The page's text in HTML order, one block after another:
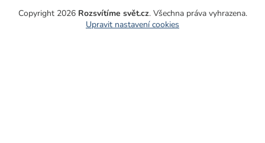
Copyright 2026 Rozsvítíme svět.cz. Všechna práva vyhrazena.
Upravit nastavení cookies